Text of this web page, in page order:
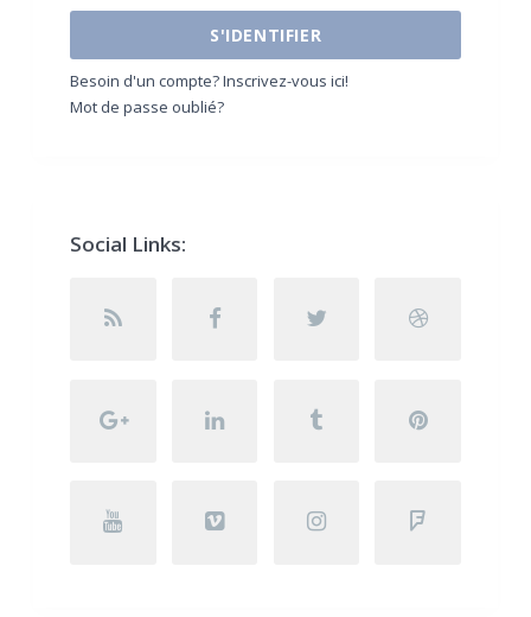
S'IDENTIFIER
Besoin d'un compte? Inscrivez-vous ici!
Mot de passe oublié?
Social Links: